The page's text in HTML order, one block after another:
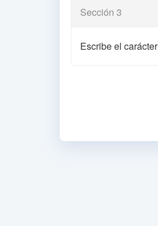
Sección 3
Escribe el carácter